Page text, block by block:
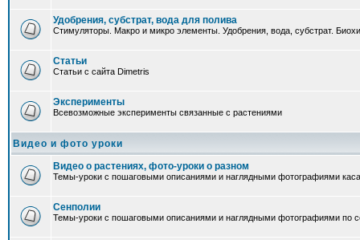
Удобрения, субстрат, вода для полива
Стимуляторы. Макро и микро элементы. Удобрения, вода, субстрат.
Статьи
Статьи с сайта Dimetris
Эксперименты
Всевозможные эксперименты связанные с растениями
Видео и фото уроки
Видео о растениях, фото-уроки о разном
Темы-уроки с пошаговыми описаниями и наглядными фотографиями
Сенполии
Темы-уроки с пошаговыми описаниями и наглядными фотографиями по